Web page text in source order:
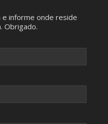
e informe onde reside
Obrigado.